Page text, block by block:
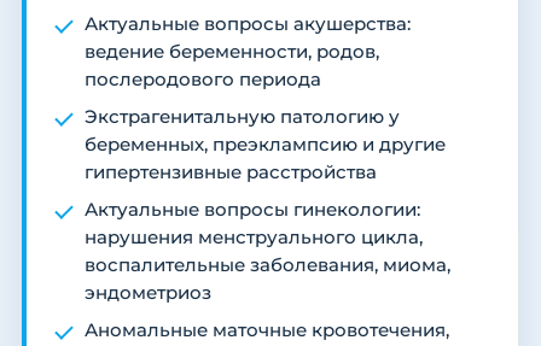
Актуальные вопросы акушерства:
ведение беременности, родов,
послеродового периода
Экстрагенитальную патологию у
беременных, преэклампсию и другие
гипертензивные расстройства
Актуальные вопросы гинекологии:
нарушения менструального цикла,
воспалительные заболевания, миома,
эндометриоз
Аномальные маточные кровотечения,